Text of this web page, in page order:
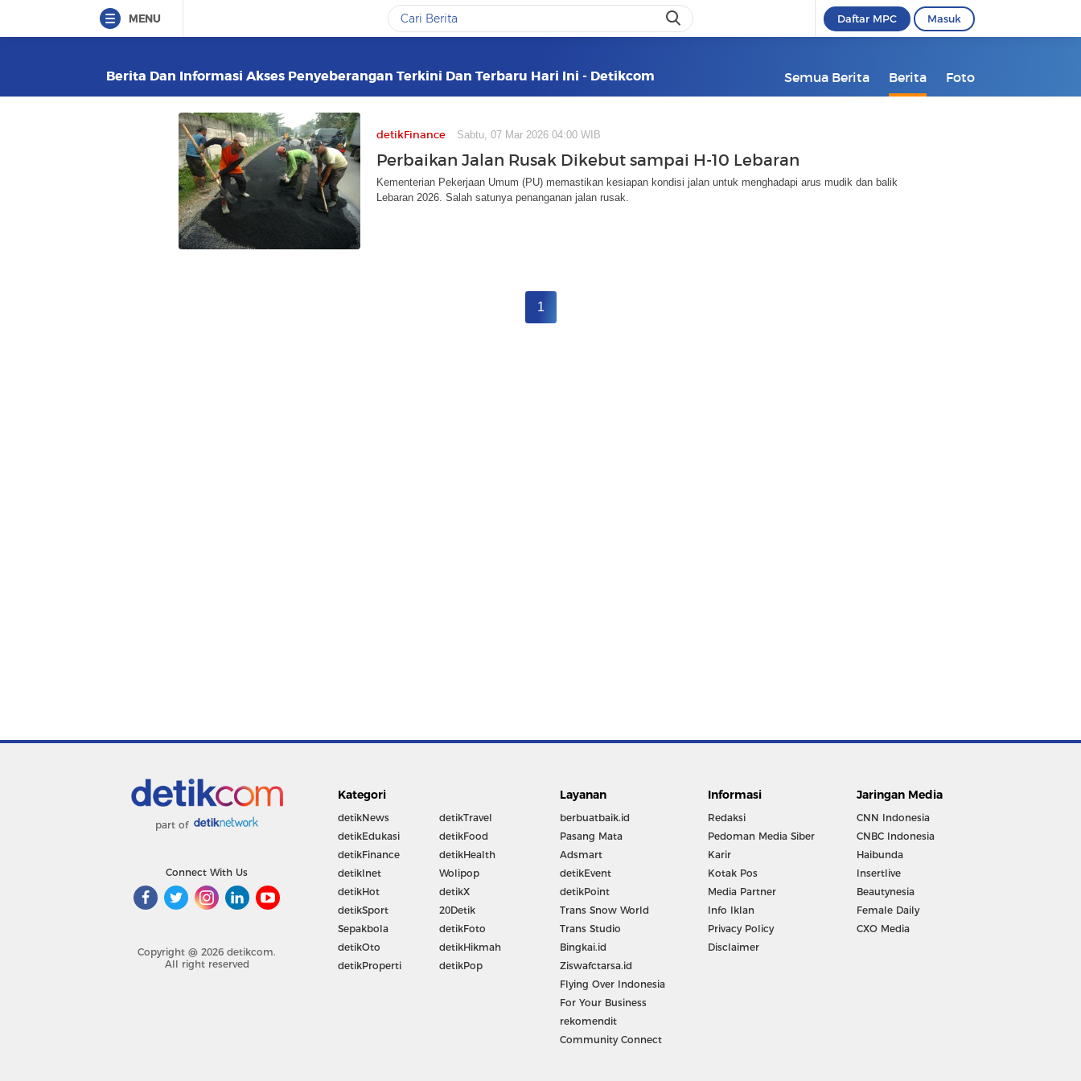
MENU Daftar MPC Masuk
Berita Dan Informasi Akses Penyeberangan Terkini Dan Terbaru Hari Ini - Detikcom Semua Berita Berita Foto
detikFinance Sabtu, 07 Mar 2026 04:00 WIB
Perbaikan Jalan Rusak Dikebut sampai H-10 Lebaran
Kementerian Pekerjaan Umum (PU) memastikan kesiapan kondisi jalan untuk menghadapi arus mudik dan balik
Lebaran 2026. Salah satunya penanganan jalan rusak.
1
part of
Connect With Us
Copyright @ 2026 detikcom.
All right reserved
Kategori
detikNews
detikEdukasi
detikFinance
detikInet
detikHot
detikSport
Sepakbola
detikOto
detikProperti
detikTravel
detikFood
detikHealth
Wolipop
detikX
20Detik
detikFoto
detikHikmah
detikPop
Layanan
berbuatbaik.id
Pasang Mata
Adsmart
detikEvent
detikPoint
Trans Snow World
Trans Studio
Bingkai.id
Ziswafctarsa.id
Flying Over Indonesia
For Your Business
rekomendit
Community Connect
Informasi
Redaksi
Pedoman Media Siber
Karir
Kotak Pos
Media Partner
Info Iklan
Privacy Policy
Disclaimer
Jaringan Media
CNN Indonesia
CNBC Indonesia
Haibunda
Insertlive
Beautynesia
Female Daily
CXO Media